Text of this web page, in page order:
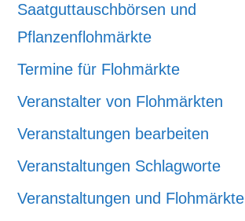
Saatguttauschbörsen und
Pflanzenflohmärkte
Termine für Flohmärkte
Veranstalter von Flohmärkten
Veranstaltungen bearbeiten
Veranstaltungen Schlagworte
Veranstaltungen und Flohmärkte